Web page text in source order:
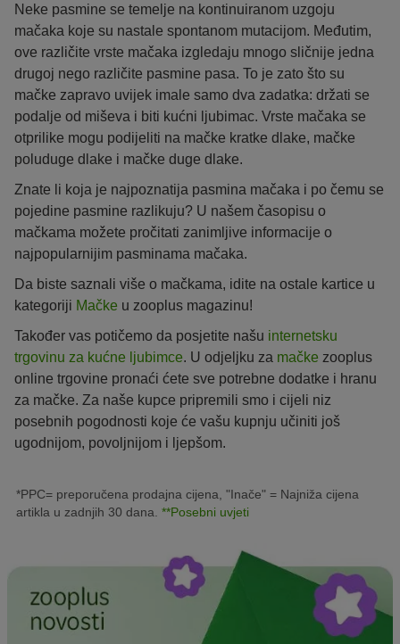
Neke pasmine se temelje na kontinuiranom uzgoju
mačaka koje su nastale spontanom mutacijom. Međutim,
ove različite vrste mačaka izgledaju mnogo sličnije jedna
drugoj nego različite pasmine pasa. To je zato što su
mačke zapravo uvijek imale samo dva zadatka: držati se
podalje od miševa i biti kućni ljubimac. Vrste mačaka se
otprilike mogu podijeliti na mačke kratke dlake, mačke
poluduge dlake i mačke duge dlake.
Znate li koja je najpoznatija pasmina mačaka i po čemu se
pojedine pasmine razlikuju? U našem časopisu o
mačkama možete pročitati zanimljive informacije o
najpopularnijim pasminama mačaka.
Da biste saznali više o mačkama, idite na ostale kartice u
kategoriji Mačke u zooplus magazinu!
Također vas potičemo da posjetite našu internetsku
trgovinu za kućne ljubimce. U odjeljku za mačke zooplus
online trgovine pronaći ćete sve potrebne dodatke i hranu
za mačke. Za naše kupce pripremili smo i cijeli niz
posebnih pogodnosti koje će vašu kupnju učiniti još
ugodnijom, povoljnijom i ljepšom.
*PPC= preporučena prodajna cijena, "Inače" = Najniža cijena
artikla u zadnjih 30 dana. **Posebni uvjeti